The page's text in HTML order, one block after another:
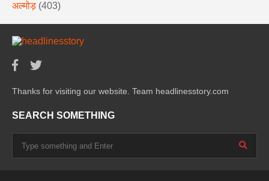
अल्मोड़ (403)
Thanks for visiting our website. Team headlinesstory.com
SEARCH SOMETHING